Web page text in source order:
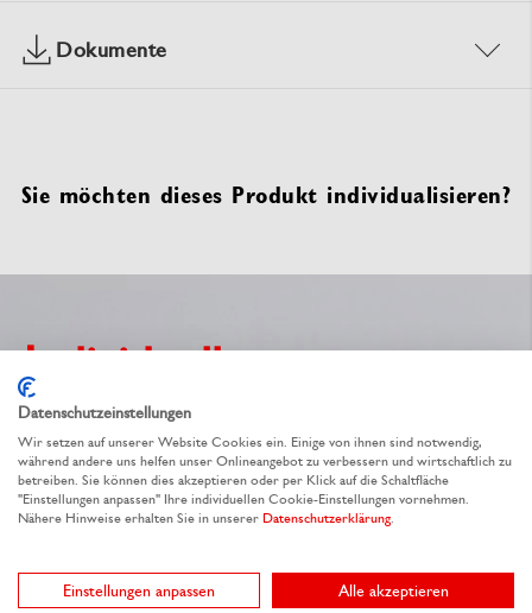
Dokumente
Sie möchten dieses Produkt individualisieren?
Individuelle
Verpackungen
nach Ihren Wünschen und
Ideen
Einfach & kostenfrei anfragen
Datenschutzeinstellungen
Wir setzen auf unserer Website Cookies ein. Einige von ihnen sind notwendig,
während andere uns helfen unser Onlineangebot zu verbessern und wirtschaftlich zu
betreiben. Sie können dies akzeptieren oder per Klick auf die Schaltfläche
"Einstellungen anpassen" Ihre individuellen Cookie-Einstellungen vornehmen.
Nähere Hinweise erhalten Sie in unserer Datenschutzerklärung
Einstellungen anpassen Alle akzeptieren